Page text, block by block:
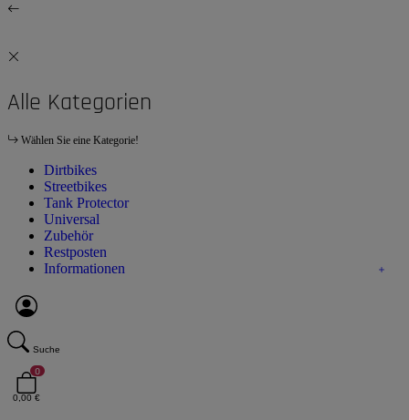
Alle Kategorien
Wählen Sie eine Kategorie!
Dirtbikes
Streetbikes
Tank Protector
Universal
Zubehör
Restposten
Informationen
Suche
0
0,00 €